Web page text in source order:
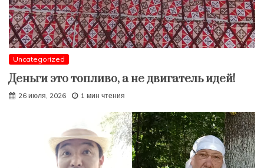
Uncategorized
Деньги это топливо, а не двигатель идей!
26 июля, 2026 1 мин чтения